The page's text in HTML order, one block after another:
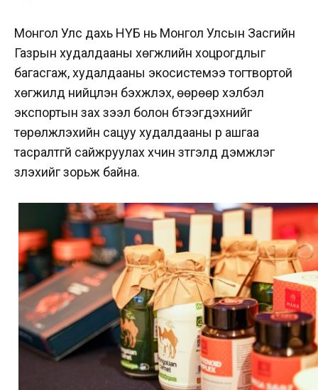
Монгол Улс дахь НҮБ нь Монгол Улсын Засгийн
Газрын худалдааны хөгжлийн хоцрогдлыг
багасгаж, худалдааны экосистемээ тогтвортой
хөгжилд нийцүүлэн бэхжүүлэх, өөрөөр хэлбэл
экспортын зах зээл болон бүтээгдэхүүнийг
төрөлжүүлэхийн сацуу худалдааны үр ашгаа
тасралтгүй сайжруулах хүчин зүтгэлд дэмжлэг
үзүүлэхийг зорьж байна.